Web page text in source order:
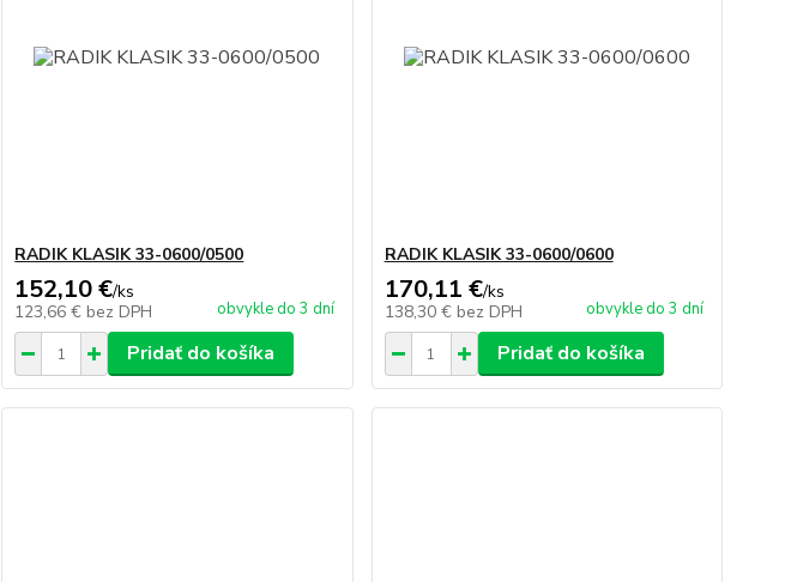
RADIK KLASIK 33-0600/0500
152,10 €/ks
123,66 € bez DPH obvykle do 3 dní
Pridať do košíka
RADIK KLASIK 33-0600/0600
170,11 €/ks
138,30 € bez DPH obvykle do 3 dní
Pridať do košíka